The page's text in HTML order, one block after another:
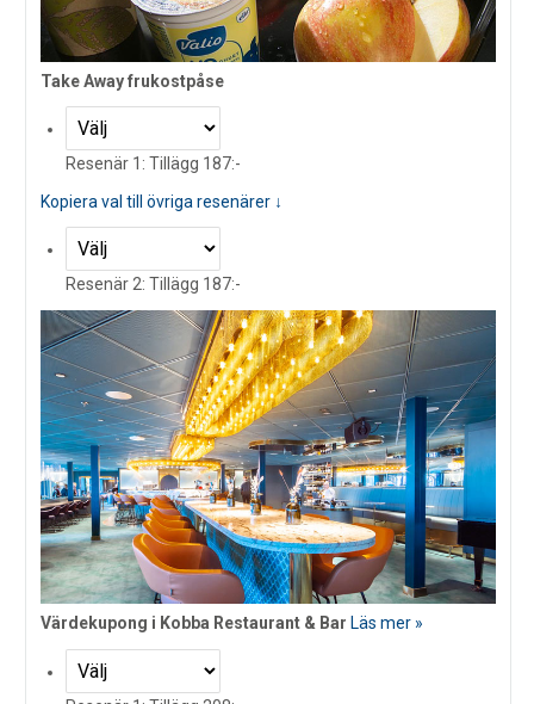
Take Away frukostpåse
Resenär 1: Tillägg 187:-
Kopiera val till övriga resenärer ↓
Resenär 2: Tillägg 187:-
Värdekupong i Kobba Restaurant & Bar Läs mer »